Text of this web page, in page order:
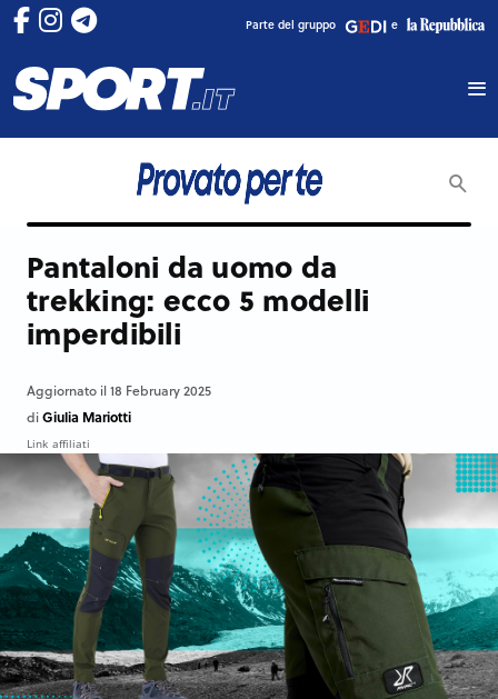
Parte del gruppo e
Pantaloni da uomo da
trekking: ecco 5 modelli
imperdibili
Aggiornato il 18 February 2025
diGiulia Mariotti
Link affiliati